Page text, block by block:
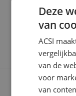
jaarlijkse
ACSI blijkt dat
laadstations de
Deze
van
ACSI
van de
voor
van